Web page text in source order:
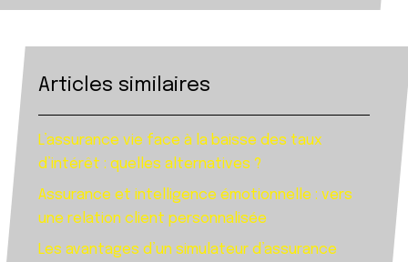
Articles similaires
L’assurance vie face à la baisse des taux
d’intérêt : quelles alternatives ?
Assurance et intelligence émotionnelle : vers
une relation client personnalisée
Les avantages d’un simulateur d’assurance